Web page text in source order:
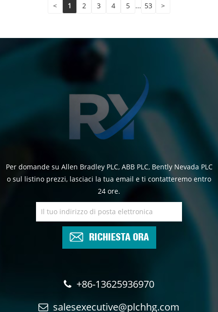
< 1 2 3 4 5 ... 53 >
Per domande su Allen Bradley PLC, ABB PLC, Bently Nevada PLC
o sul listino prezzi, lasciaci la tua email e ti contatteremo entro
24 ore.
RICHIESTA ORA
+86-13625936970
salesexecutive@plchhg.com